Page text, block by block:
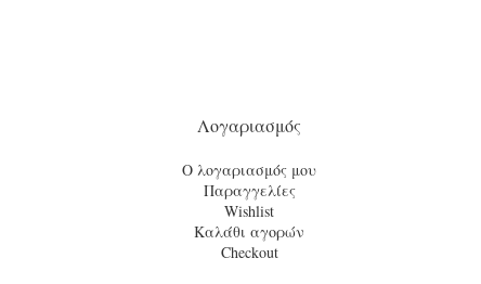
Λογαριασμός
Ο λογαριασμός μου
Παραγγελίες
Wishlist
Καλάθι αγορών
Checkout